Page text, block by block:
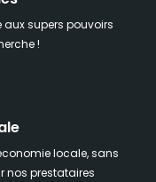
supers pouvoirs
!
locale, sans
nos prestataires